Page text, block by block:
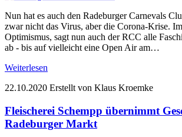
Nun hat es auch den Radeburger Carnevals
zwar nicht das Virus, aber die Corona-Krise.
Optimismus, sagt nun auch der RCC alle
ab - bis auf vielleicht eine Open Air am…
Weiterlesen
22.10.2020 Erstellt von Klaus Kroemke
Fleischerei Schempp übernimmt
Radeburger Markt